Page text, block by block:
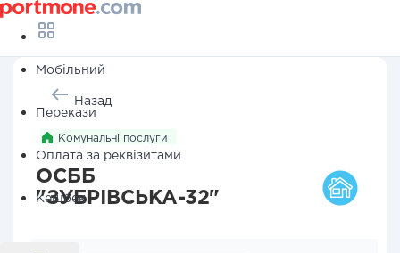
Мобільний
Перекази
Оплата за реквізитами
Кешбек
Назад
Комунальні послуги
ОСББ
"ЗУБРІВСЬКА-32"